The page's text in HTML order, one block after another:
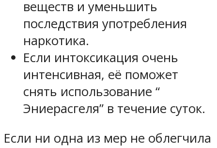
веществ и уменьшить
последствия употребления
наркотика.
Если интоксикация очень
интенсивная, её поможет
снять использование “
Эниерасгеля” в течение суток.
Если ни одна из мер не облегчила